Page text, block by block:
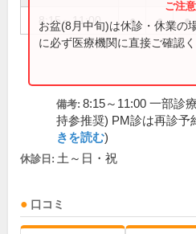
8:15～11:00 ● ● ●
お盆(8月中旬)は休診・休業の
に必ず医療機関に直接ご確認く
備考: 8:15～11:00 一部診
持参推奨) PM診は再診予
きを読む)
休診日: 土～日・祝
口コミ